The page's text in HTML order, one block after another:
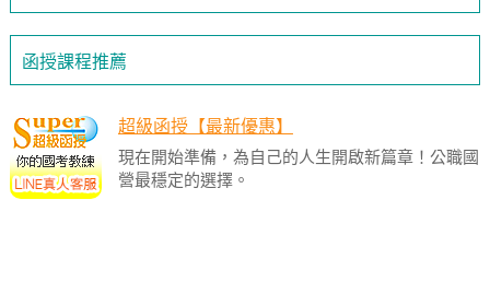
函授課程推薦
超級函授【最新優惠】
現在開始準備，為自己的人生開啟新篇章！公職國
營最穩定的選擇。